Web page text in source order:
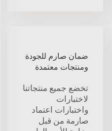
ضمان صارم للجودة
ومنتجات معتمدة
تخضع جميع منتجاتنا
لاختبارات
واختبارات اعتماد
صارمة من قبل